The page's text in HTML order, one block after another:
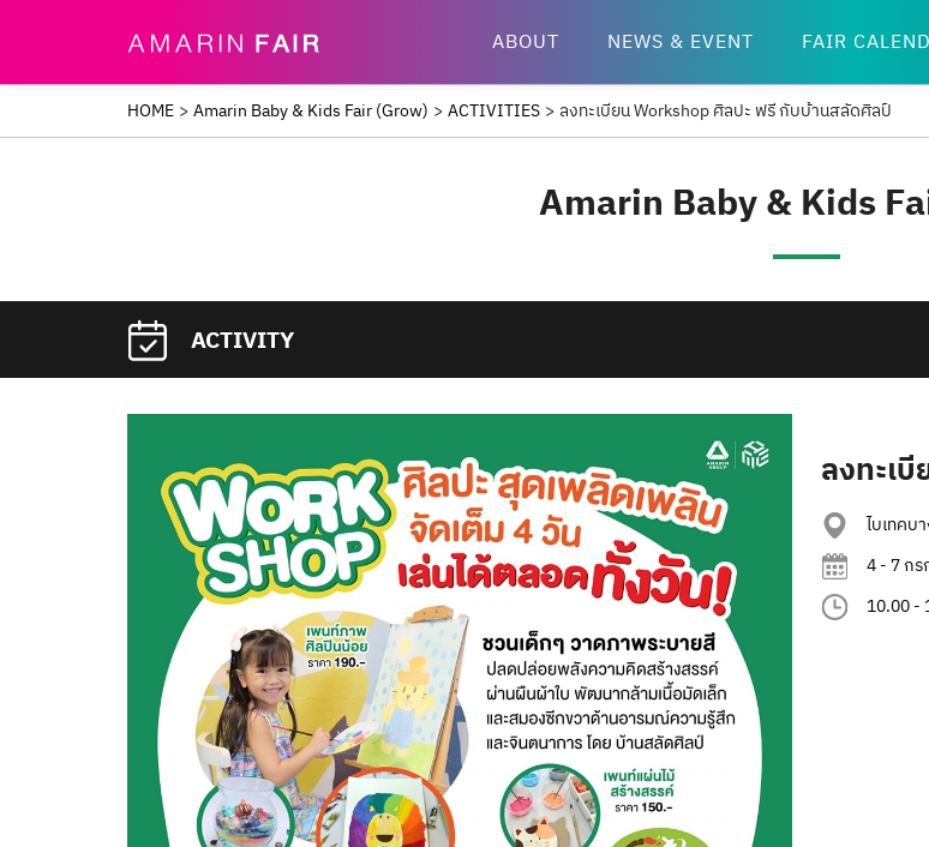
ABOUT NEWS & EVENT FAIR
HOME > Amarin Baby & Kids Fair (Grow) > ACTIVITIES > ลงทะเบียน Workshop ศิลปะ ฟรี กับบ้านสลัดศิลป์
Amarin Baby & Kids
ACTIVITY
ลงทะเ
ไบเทคบ
4 - 7 ก
10.00 -